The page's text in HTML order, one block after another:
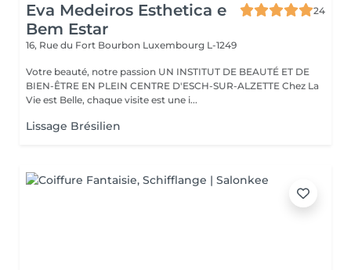
Eva Medeiros Esthetica e
Bem Estar
24
16, Rue du Fort Bourbon Luxembourg L-1249
Votre beauté, notre passion UN INSTITUT DE BEAUTÉ ET DE
BIEN-ÊTRE EN PLEIN CENTRE D'ESCH-SUR-ALZETTE Chez La
Vie est Belle, chaque visite est une i...
Lissage Brésilien